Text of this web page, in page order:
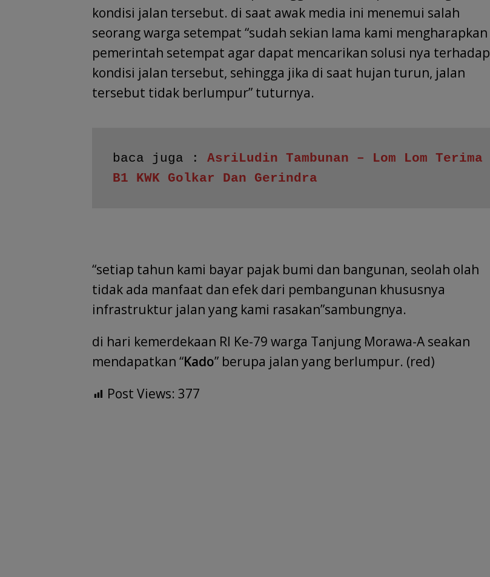
kondisi jalan tersebut. di saat awak media ini menemui salah
seorang warga setempat “sudah sekian lama kami mengharapkan
pemerintah setempat agar dapat mencarikan solusi nya terhadap
kondisi jalan tersebut, sehingga jika di saat hujan turun, jalan
tersebut tidak berlumpur” tuturnya.
baca juga : AsriLudin Tambunan – Lom Lom Terima
B1 KWK Golkar Dan Gerindra
“setiap tahun kami bayar pajak bumi dan bangunan, seolah olah
tidak ada manfaat dan efek dari pembangunan khususnya
infrastruktur jalan yang kami rasakan”sambungnya.
di hari kemerdekaan RI Ke-79 warga Tanjung Morawa-A seakan
mendapatkan “Kado” berupa jalan yang berlumpur. (red)
Post Views: 377